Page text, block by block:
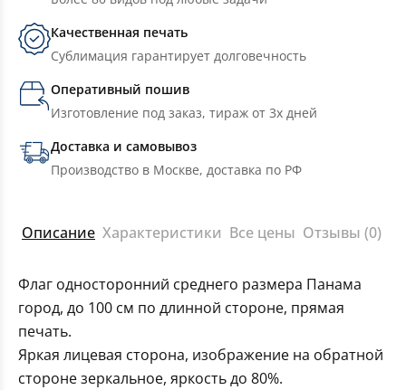
Качественная печать
Сублимация гарантирует долговечность
Оперативный пошив
Изготовление под заказ, тираж от 3х дней
Доставка и самовывоз
Производство в Москве, доставка по РФ
Описание Характеристики Все цены Отзывы (0)
Флаг односторонний среднего размера Панама
город, до 100 см по длинной стороне, прямая
печать.
Яркая лицевая сторона, изображение на обратной
стороне зеркальное, яркость до 80%.